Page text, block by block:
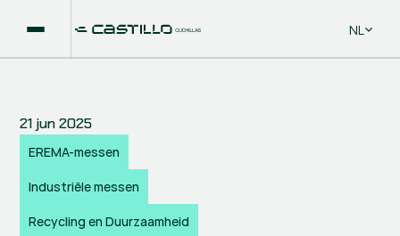
Select
NL
21 jun 2025
EREMA-messen
Industriële messen
Recycling en Duurzaamheid